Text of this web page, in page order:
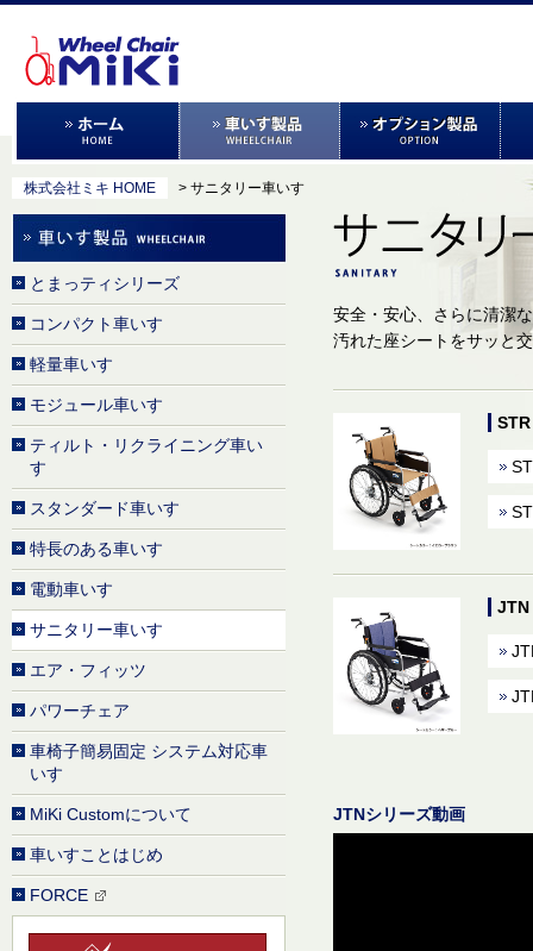
株式会社ミキ HOME > サニタリー車いす
安全・安心、さらに清潔
汚れた座シートをサッと
JTN
JTNシリーズ動画
とまっティシリーズ
コンパクト車いす
軽量車いす
モジュール車いす
ティルト・リクライニング車い
す
スタンダード車いす
特長のある車いす
電動車いす
サニタリー車いす
エア・フィッツ
パワーチェア
車椅子簡易固定 システム対応車
いす
MiKi Customについて
車いすことはじめ
FORCE